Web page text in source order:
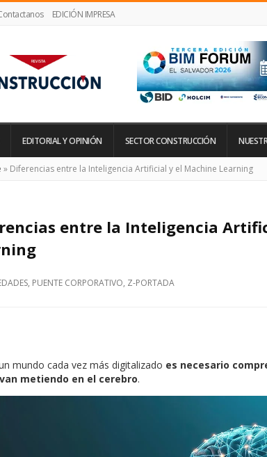
EDICIÓN IMPRESA
EDITORIAL Y OPINIÓN SECTOR CONSTRUCCIÓN
» Diferencias entre la Inteligencia Artificial y el Machine Learning
entre la Inteligencia
, PUENTE CORPORATIVO, Z-PORTADA
mundo cada vez más digitalizado es necesario
metiendo en el cerebro.